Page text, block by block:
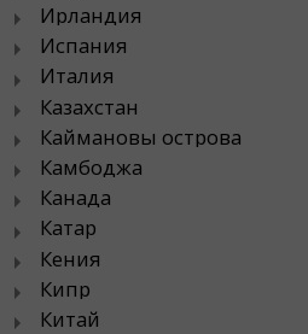
Ирландия
Испания
Италия
Казахстан
Каймановы острова
Камбоджа
Канада
Катар
Кения
Кипр
Китай